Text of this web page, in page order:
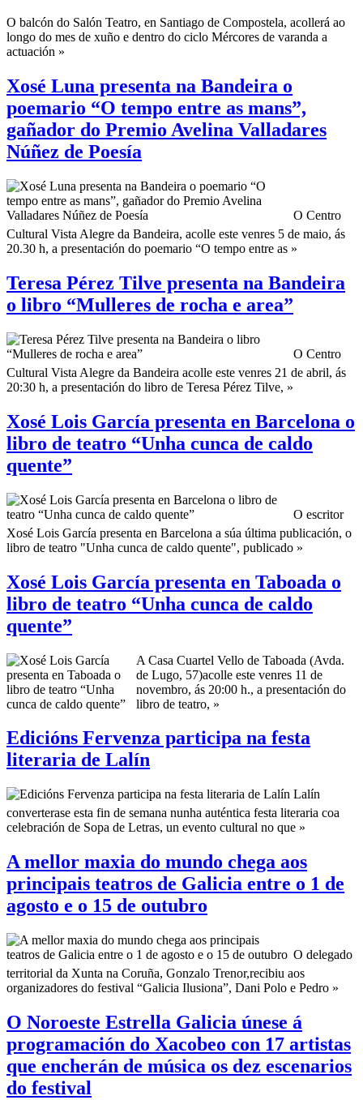
O balcón do Salón Teatro, en Santiago de Compostela, acollerá ao
longo do mes de xuño e dentro do ciclo Mércores de varanda a
actuación »
Xosé Luna presenta na Bandeira o
poemario “O tempo entre as mans”,
gañador do Premio Avelina Valladares
Núñez de Poesía
O Centro
Cultural Vista Alegre da Bandeira, acolle este venres 5 de maio, ás
20.30 h, a presentación do poemario “O tempo entre as »
Teresa Pérez Tilve presenta na Bandeira
o libro “Mulleres de rocha e area”
O Centro
Cultural Vista Alegre da Bandeira acolle este venres 21 de abril, ás
20:30 h, a presentación do libro de Teresa Pérez Tilve, »
Xosé Lois García presenta en Barcelona o
libro de teatro “Unha cunca de caldo
quente”
O escritor
Xosé Lois García presenta en Barcelona a súa última publicación, o
libro de teatro "Unha cunca de caldo quente", publicado »
Xosé Lois García presenta en Taboada o
libro de teatro “Unha cunca de caldo
quente”
A Casa Cuartel Vello de Taboada (Avda.
de Lugo, 57)acolle este venres 11 de
novembro, ás 20:00 h., a presentación do
libro de teatro, »
Edicións Fervenza participa na festa
literaria de Lalín
Lalín
converterase esta fin de semana nunha auténtica festa literaria coa
celebración de Sopa de Letras, un evento cultural no que »
A mellor maxia do mundo chega aos
principais teatros de Galicia entre o 1 de
agosto e o 15 de outubro
O delegado
territorial da Xunta na Coruña, Gonzalo Trenor,recibiu aos
organizadores do festival “Galicia Ilusiona”, Dani Polo e Pedro »
O Noroeste Estrella Galicia únese á
programación do Xacobeo con 17 artistas
que encherán de música os dez escenarios
do festival